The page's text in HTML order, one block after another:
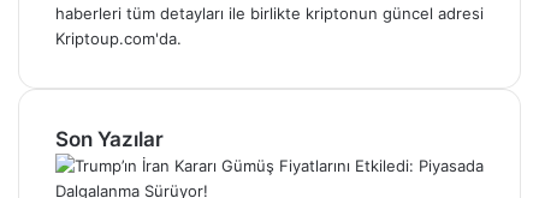
haberleri tüm detayları ile birlikte kriptonun güncel adresi
Kriptoup.com'da.
Son Yazılar